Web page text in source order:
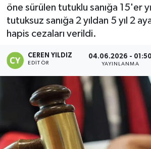
öne sürülen tutuklu sanığa 15'er
tutuksuz sanığa 2 yıldan 5 yıl 2
hapis cezaları verildi.
CEREN YILDIZ
EDITÖR
04.06.2026 - 01:50
YAYINLANMA